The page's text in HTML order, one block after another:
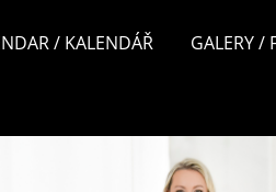
/ KALENDÁŘ GALERY /